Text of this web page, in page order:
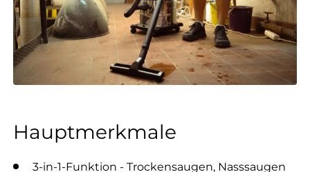
Hauptmerkmale
3-in-1-Funktion - Trockensaugen, Nasssaugen